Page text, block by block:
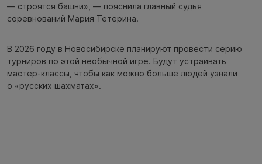
— строятся башни», — пояснила главный судья
соревнований Мария Тетерина.
В 2026 году в Новосибирске планируют провести серию
турниров по этой необычной игре. Будут устраивать
мастер-классы, чтобы как можно больше людей узнали
о «русских шахматах».